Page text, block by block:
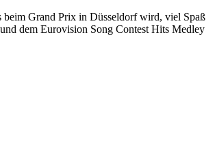
beim Grand Prix in Düsseldorf wird, viel Spaß
dem Eurovision Song Contest Hits Medley